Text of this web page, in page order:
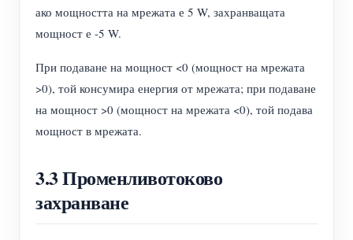
ако мощността на мрежата е 5 W, захранващата
мощност е -5 W.
При подаване на мощност <0 (мощност на мрежата
>0), той консумира енергия от мрежата; при подаване
на мощност >0 (мощност на мрежата <0), той подава
мощност в мрежата.
3.3 Променливотоково
захранване